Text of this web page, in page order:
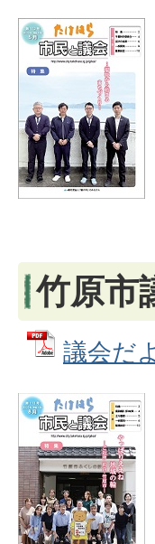
竹原市
議会だ